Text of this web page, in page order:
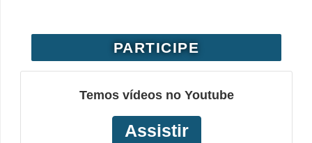
PARTICIPE
Temos vídeos no Youtube
Assistir